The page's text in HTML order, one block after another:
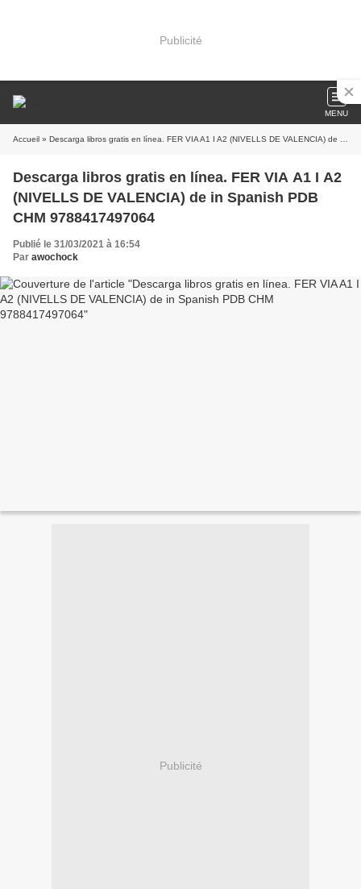
Publicité
MENU
Accueil » Descarga libros gratis en línea. FER VIA A1 I A2 (NIVELLS DE VALENCIA) de in Spanish PDB CHM 9788417497064
Descarga libros gratis en línea. FER VIA A1 I A2
(NIVELLS DE VALENCIA) de in Spanish PDB
CHM 9788417497064
Publié le 31/03/2021 à 16:54
Par awochock
Publicité